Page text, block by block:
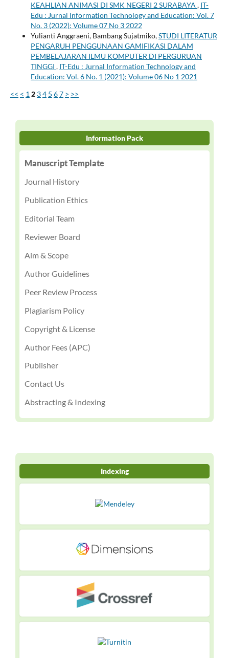
KEAHLIAN ANIMASI DI SMK NEGERI 2 SURABAYA , IT-
Edu : Jurnal Information Technology and Education: Vol. 7
No. 3 (2022): Volume 07 No 3 2022
Yulianti Anggraeni, Bambang Sujatmiko,STUDI LITERATUR
PENGARUH PENGGUNAAN GAMIFIKASI DALAM
PEMBELAJARAN ILMU KOMPUTER DI PERGURUAN
TINGGI , IT-Edu : Jurnal Information Technology and
Education: Vol. 6 No. 1 (2021): Volume 06 No 1 2021
<< < 1 2 34 5 67 > >>
Information Pack
Manuscript Template
Journal History
Publication Ethics
Editorial Team
Reviewer Board
Aim & Scope
Author Guidelines
Peer Review Process
Plagiarism Policy
Copyright & License
Author Fees (APC)
Publisher
Contact Us
Abstracting & Indexing
Indexing